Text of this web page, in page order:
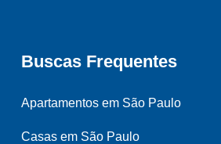
Buscas Frequentes
Apartamentos em São Paulo
Casas em São Paulo